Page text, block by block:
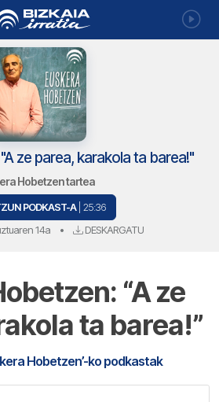
ze parea, karakola ta barea!"
Hobetzen tartea
PODKAST-A | 25:36
14a • DESKARGATU
“A ze
ta barea!”
Hobetzen’-ko podkastak